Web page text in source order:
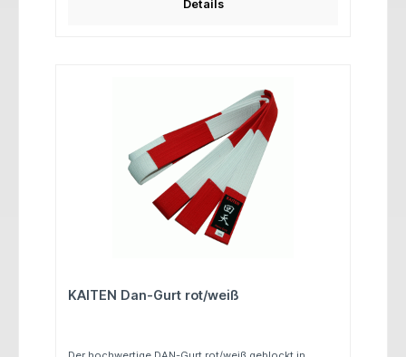
Details
KAITEN Dan-Gurt rot/weiß